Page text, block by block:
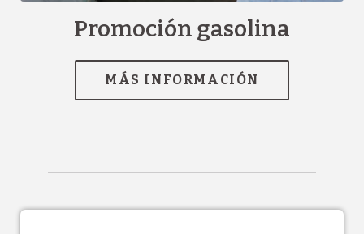
Promoción gasolina